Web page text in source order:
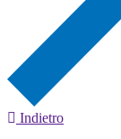
Indietro